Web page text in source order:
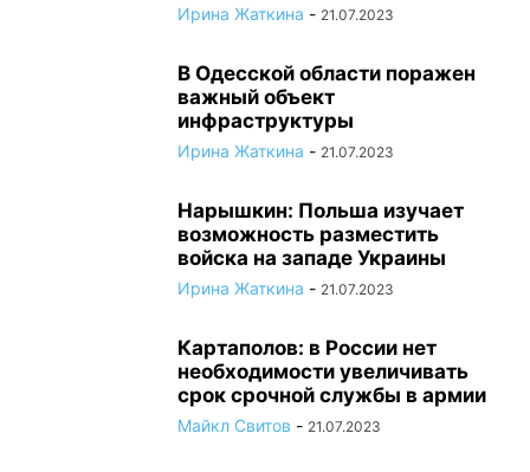
Ирина Жаткина - 21.07.2023
В Одесской области поражен
важный объект
инфраструктуры
Ирина Жаткина - 21.07.2023
Нарышкин: Польша изучает
возможность разместить
войска на западе Украины
Ирина Жаткина - 21.07.2023
Картаполов: в России нет
необходимости увеличивать
срок срочной службы в армии
Майкл Свитов - 21.07.2023